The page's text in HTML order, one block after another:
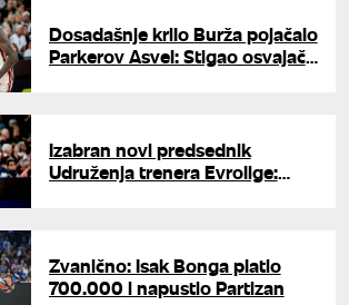
Dosadašnje krilo Burža pojačalo
Parkerov Asvel: Stigao osvajač
Izabran novi predsednik
Udruženja trenera Evrolige:
Zvanično: Isak Bonga platio
700.000 i napustio Partizan